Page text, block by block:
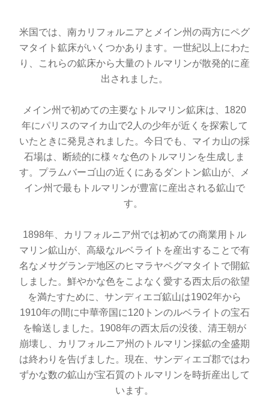
米国では、南カリフォルニアとメイン州の両方にペグ
マタイト鉱床がいくつかあります。一世紀以上にわた
り、これらの鉱床から大量のトルマリンが散発的に産
出されました。
メイン州で初めての主要なトルマリン鉱床は、1820
年にパリスのマイカ山で2人の少年が近くを探索して
いたときに発見されました。今日でも、マイカ山の採
石場は、断続的に様々な色のトルマリンを生成しま
す。プラムバーゴ山の近くにあるダントン鉱山が、メ
イン州で最もトルマリンが豊富に産出される鉱山で
す。
1898年、カリフォルニア州では初めての商業用トル
マリン鉱山が、高級なルベライトを産出することで有
名なメサグランデ地区のヒマラヤペグマタイトで開鉱
しました。鮮やかな色をこよなく愛する西太后の欲望
を満たすために、サンディエゴ鉱山は1902年から
1910年の間に中華帝国に120トンのルベライトの宝石
を輸送しました。1908年の西太后の没後、清王朝が
崩壊し、カリフォルニア州のトルマリン採鉱の全盛期
は終わりを告げました。現在、サンディエゴ郡ではわ
ずかな数の鉱山が宝石質のトルマリンを時折産出して
います。